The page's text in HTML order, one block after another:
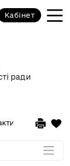
ради
Кабінет
за 2018 рік